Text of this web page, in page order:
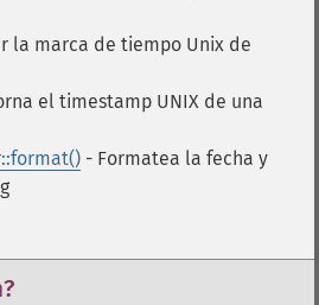
la marca de tiempo Unix de
el timestamp UNIX de una
- Formatea la fecha y